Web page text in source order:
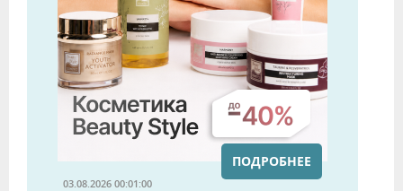
03.08.2026 00:01:00
ПОДРОБНЕЕ